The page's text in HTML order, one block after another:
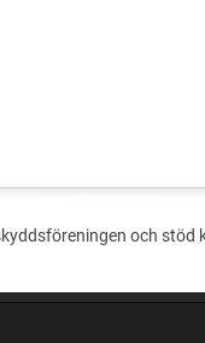
och stöd